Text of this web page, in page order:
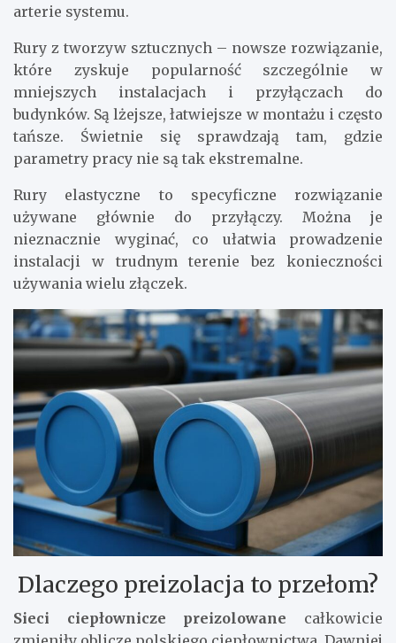
arterie systemu.
Rury z tworzyw sztucznych – nowsze rozwiązanie,
które zyskuje popularność szczególnie w
mniejszych instalacjach i przyłączach do
budynków. Są lżejsze, łatwiejsze w montażu i często
tańsze. Świetnie się sprawdzają tam, gdzie
parametry pracy nie są tak ekstremalne.
Rury elastyczne to specyficzne rozwiązanie
używane głównie do przyłączy. Można je
nieznacznie wyginać, co ułatwia prowadzenie
instalacji w trudnym terenie bez konieczności
używania wielu złączek.
Dlaczego preizolacja to przełom?
Sieci ciepłownicze preizolowane całkowicie